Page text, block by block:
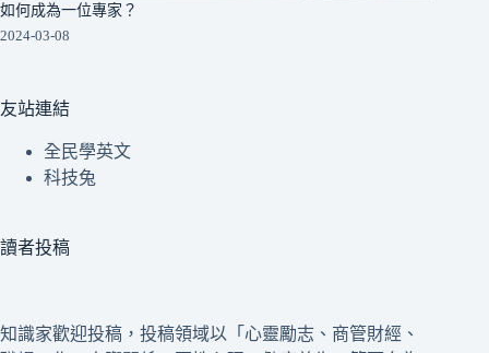
如何成為一位專家？
2024-03-08
友站連結
全民學英文
科技兔
讀者投稿
知識家歡迎投稿，投稿領域以「心靈勵志、商管財經、